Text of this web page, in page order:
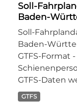
Soll-
Baden-
Soll-
Baden-
GTFS-Format
GTFS-Daten
GTFS